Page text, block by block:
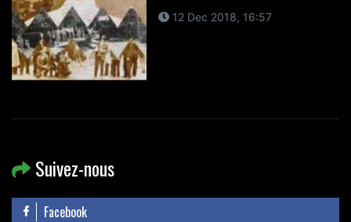
12 Dec 2018, 16:57
Suivez-nous
Facebook